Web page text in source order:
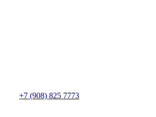
+7 (908) 825 7773